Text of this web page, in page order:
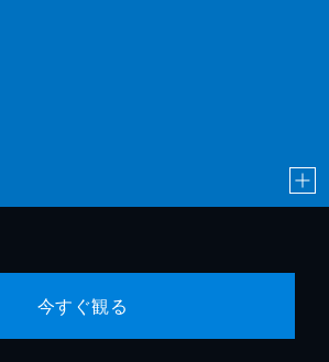
今すぐ観る